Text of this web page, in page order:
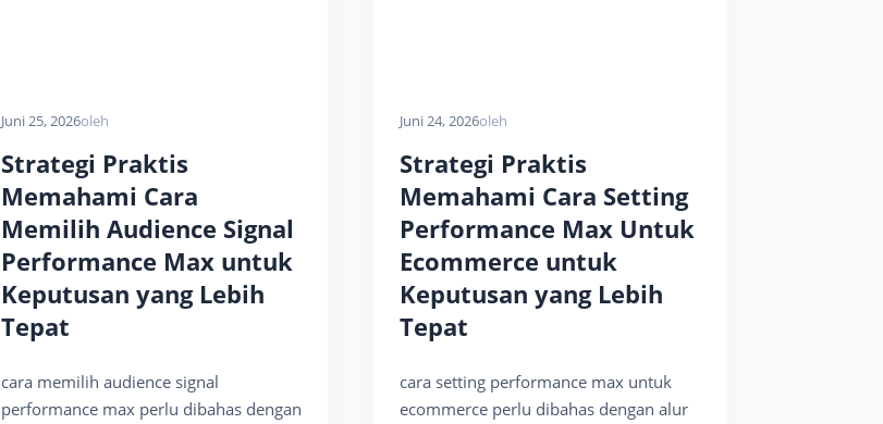
Juni 25, 2026oleh
Strategi Praktis
Memahami Cara
Memilih Audience Signal
Performance Max untuk
Keputusan yang Lebih
Tepat
cara memilih audience signal
performance max perlu dibahas dengan
Juni 24, 2026oleh
Strategi Praktis
Memahami Cara Setting
Performance Max Untuk
Ecommerce untuk
Keputusan yang Lebih
Tepat
cara setting performance max untuk
ecommerce perlu dibahas dengan alur